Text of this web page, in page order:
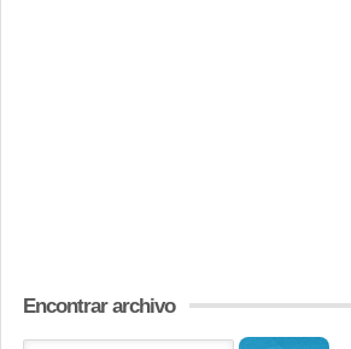
Encontrar archivo